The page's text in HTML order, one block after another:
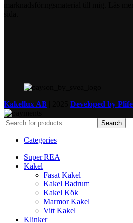
Kakellux AB Developed by Plife
Search
Categories
Super REA
Kakel
Fasat Kakel
Kakel Badrum
Kakel Kök
Marmor Kakel
Vitt Kakel
Klinker